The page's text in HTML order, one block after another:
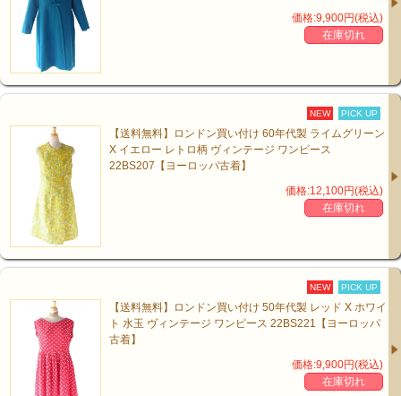
価格:9,900円(税込)
在庫切れ
NEW PICK UP
【送料無料】ロンドン買い付け 60年代製 ライムグリーン
X イエロー レトロ柄 ヴィンテージ ワンピース
22BS207【ヨーロッパ古着】
価格:12,100円(税込)
在庫切れ
NEW PICK UP
【送料無料】ロンドン買い付け 50年代製 レッド X ホワイ
ト 水玉 ヴィンテージ ワンピース 22BS221【ヨーロッパ
古着】
価格:9,900円(税込)
在庫切れ